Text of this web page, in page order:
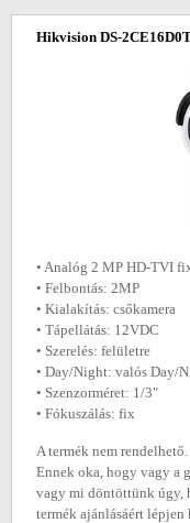
Hikvision DS-
• Analóg 2 MP HD-TVI
• Felbontás: 2MP
• Kialakítás: csőkamera
• Tápellátás: 12VDC
• Szerelés: felületre
• Day/Night: valós Day/
• Szenzorméret: 1/3"
• Fókuszálás: fix
A termék nem rendelhető.
Ennek oka, hogy vagy a
vagy mi döntöttünk úgy,
termék ajánlásáért